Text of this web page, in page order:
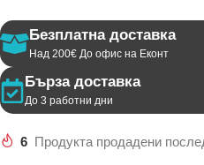
Безплатна доставка
Над 200€ До офис на Еконт
Бърза доставка
До 3 работни дни
6 Продукта продадени